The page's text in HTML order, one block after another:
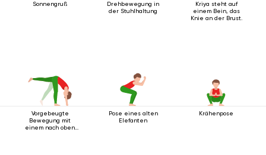
Sonnengruß
Drehbewegung in
der Stuhlhaltung
Kriya steht auf
einem Bein, das
Knie an der Brust.
Vorgebeugte
Bewegung mit
einem nach oben
Pose eines alten
Elefanten
Krähenpose